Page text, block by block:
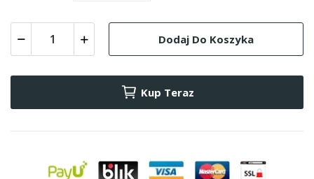
Dodaj Do Koszyka
Kup Teraz